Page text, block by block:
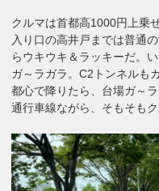
クルマは首都高1000円上乗
入り口の高井戸までは普通
らウキウキ＆ラッキーだ。
ガ～ラガラ。C2トンネルも
都心で降りたら、台場ガ～
通行車線ながら、そもそも